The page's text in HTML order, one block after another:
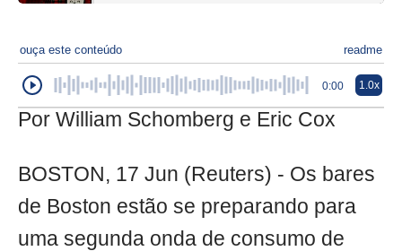
ouça este conteúdo readme
0:00 1.0x
Por William Schomberg e Eric Cox
BOSTON, 17 Jun (Reuters) - Os bares
de Boston estão se preparando para
uma segunda onda de consumo de